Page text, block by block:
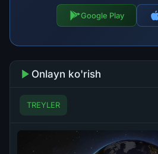
Google Play
Onlayn ko'rish
TREYLER